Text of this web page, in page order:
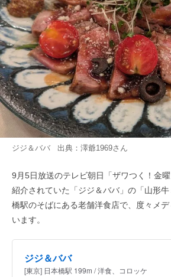
ジジ＆ババ 出典： 澤爺1969さん
9月5日放送のテレビ朝日「ザワつく！金
紹介されていた「ジジ＆ババ」の「山形
橋駅のそばにある老舗洋食店で、度々メ
います。
ジジ＆ババ
[東京] 日本橋駅 199m / 洋食、コロッケ